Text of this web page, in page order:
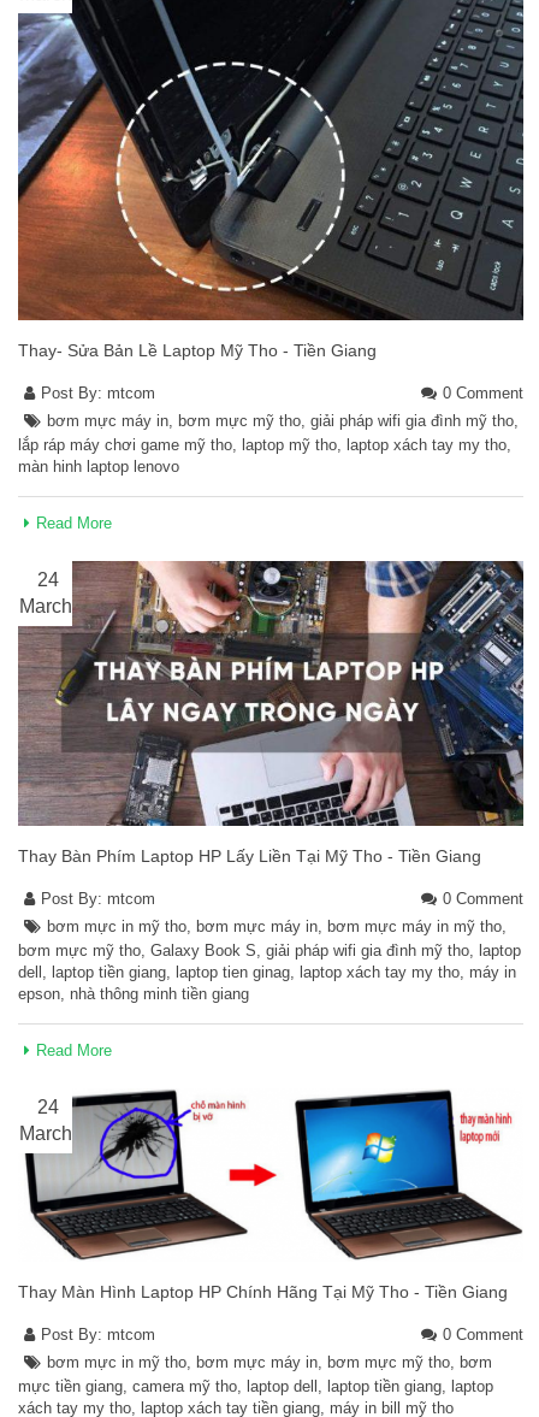
Thay- Sửa Bản Lề Laptop Mỹ Tho - Tiền Giang
Post By: mtcom
0 Comment
bơm mực máy in
bơm mực mỹ tho giải pháp wifi gia đình mỹ tho
lắp ráp máy chơi game mỹ tho
laptop mỹ tho laptop xách tay my tho
màn hinh laptop lenovo
Read More
24
March
Thay Bàn Phím Laptop HP Lấy Liền Tại Mỹ Tho - Tiền Giang
Post By: mtcom
0 Comment
bơm mực in mỹ tho, bơm mực máy in, bơm mực máy in mỹ tho,
bơm mực mỹ tho, Galaxy Book S, giải pháp wifi gia đình mỹ tho, laptop
dell , laptop tiền giang, laptop tien ginag, laptop xách tay my tho, máy in
epson, nhà thông minh tiền giang
Read More
24
March
Thay Màn Hình Laptop HP Chính Hãng Tại Mỹ Tho - Tiền Giang
Post By: mtcom
0 Comment
bơm mực in mỹ tho, bơm mực máy in, bơm mực mỹ tho, bơm
mực tiền giang, camera mỹ tho, laptop dell , laptop tiền giang, laptop
xách tay my tho, laptop xách tay tiền giang, máy in bill mỹ tho